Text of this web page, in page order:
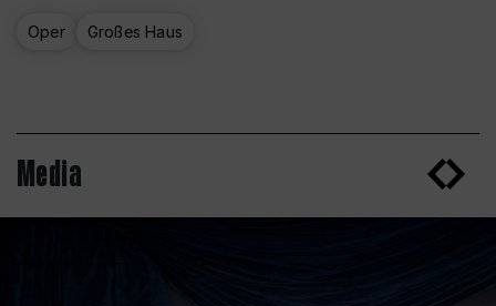
Oper Großes Haus
Media